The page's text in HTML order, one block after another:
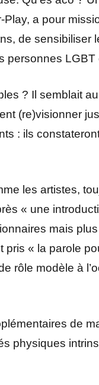
Play, a pour
de sensibiliser
LGBT
? Il semblait
(re)visionner
: ils
les artistes,
« une
mais
« la parole
rôle modèle à
de
physiques